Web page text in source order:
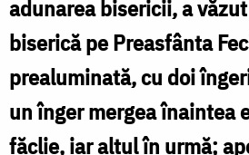
ostenesc
adunarea bisericii, a
biserică pe Preasfânta
prealuminată, cu doi
un înger mergea înaintea
făclie, iar altul în urmă;